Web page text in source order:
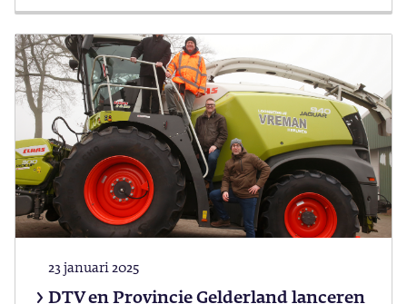
DTV en Provincie Gelderland lanceren
23 januari 2025